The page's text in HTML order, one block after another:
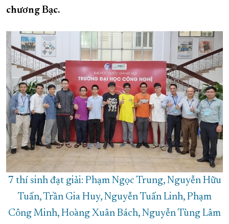
XÂY DỰNG KHÁNH HÒA TRỞ THÀNH THÀNH PHỐ TRỰC THUỘC
chương Bạc.
7 thí sinh đạt giải: Phạm Ngọc Trung, Nguyễn Hữu
Tuấn, Trần Gia Huy, Nguyễn Tuấn Linh, Phạm
Công Minh, Hoàng Xuân Bách, Nguyễn Tùng Lâm